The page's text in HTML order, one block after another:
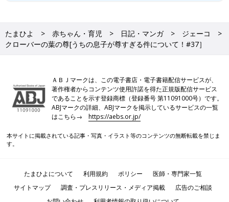
たまひよ 赤ちゃん・育児 日記・マンガ
ジェーコ
クローバーの葉の尊[うちの息子が尊すぎる件について！#37］
ＡＢＪマークは、この電子書店・電子書籍配信サービスが、
著作権者からコンテンツ使用許諾を得た正規版配信サービス
であることを示す登録商標（登録番号 第11091000号）です。
ABJマークの詳細、ABJマークを掲示しているサービスの一覧
はこちら→https://aebs.or.jp/
本サイトに掲載されている記事・写真・イラスト等のコンテンツの無断転載を禁じま
す。
たまひよについて 利用規約 ポリシー
医師・専門家一覧
サイトマップ
調査・プレスリリース・メディア掲載
広告のご相談